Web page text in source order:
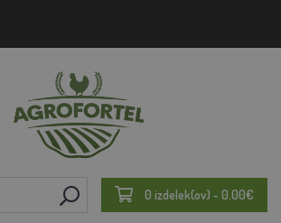
0 izdelek(ov) - 0.00€